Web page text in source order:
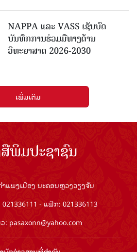
NAPPA ແລະ VASS ເຊັນບົດ
ບັນທຶກການຮ່ວມມືທາງດ້ານ
ວິທະຍາສາດ 2026-2030
ເພີ່ມເຕີມ
ພິມປະຊາຊົນ
ແພງເມືອງ ນະຄອນຫຼວງວຽງຈັນ
- ແຟັກ: 021336113
: pasaxonn@yahoo.com